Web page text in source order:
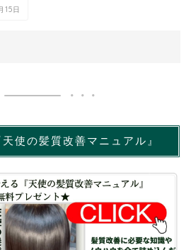
15日
使の髪質改善マニュアル』